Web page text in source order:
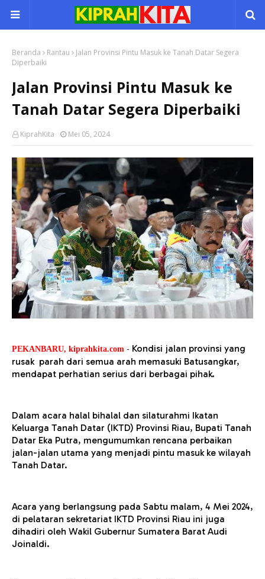
Beranda Rantau
Jalan Provinsi Pintu Masuk ke Tanah Datar Segera
Diperbaiki
Jalan Provinsi Pintu Masuk ke
Tanah Datar Segera Diperbaiki
KiprahKita Mei 05, 2024
PEKANBARU, kiprahkita.com - Kondisi jalan provinsi yang
rusak parah dari semua arah memasuki Batusangkar,
mendapat perhatian serius dari berbagai pihak.
Dalam acara halal bihalal dan silaturahmi Ikatan
Keluarga Tanah Datar (IKTD) Provinsi Riau, Bupati Tanah
Datar Eka Putra, mengumumkan rencana perbaikan
jalan-jalan utama yang menjadi pintu masuk ke wilayah
Tanah Datar.
Acara yang berlangsung pada Sabtu malam, 4 Mei 2024,
di pelataran sekretariat IKTD Provinsi Riau ini juga
dihadiri oleh Wakil Gubernur Sumatera Barat Audi
Joinaldi.